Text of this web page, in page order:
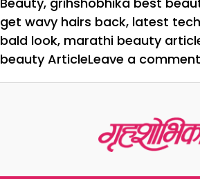
get wavy hairs back, latest
bald look, marathi beauty
beauty ArticleLeave a comment